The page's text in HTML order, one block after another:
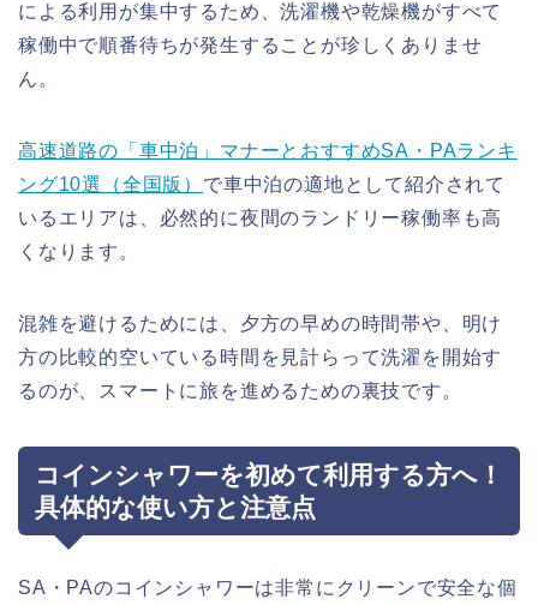
による利用が集中するため、洗濯機や乾燥機がすべて
稼働中で順番待ちが発生することが珍しくありませ
ん。
高速道路の「車中泊」マナーとおすすめSA・PAランキ
ング10選（全国版） で車中泊の適地として紹介されて
いるエリアは、必然的に夜間のランドリー稼働率も高
くなります。
混雑を避けるためには、夕方の早めの時間帯や、明け
方の比較的空いている時間を見計らって洗濯を開始す
るのが、スマートに旅を進めるための裏技です。
コインシャワーを初めて利用する方へ！
具体的な使い方と注意点
SA・PAのコインシャワーは非常にクリーンで安全な個